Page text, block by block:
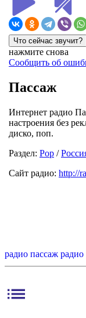
нажмите снова
Сообщить об
Пассаж
Интернет радио
настроения без
диско, поп.
Раздел: Pop /
Сайт радио: http://
радио пассаж радио
list